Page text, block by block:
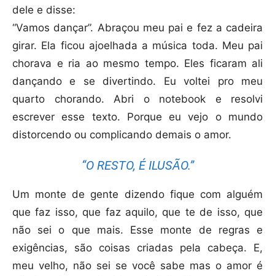
dele e disse:
“Vamos dançar”. Abraçou meu pai e fez a cadeira
girar. Ela ficou ajoelhada a música toda. Meu pai
chorava e ria ao mesmo tempo. Eles ficaram ali
dançando e se divertindo. Eu voltei pro meu
quarto chorando. Abri o notebook e resolvi
escrever esse texto. Porque eu vejo o mundo
distorcendo ou complicando demais o amor.
“O RESTO, É ILUSÃO.”
Um monte de gente dizendo fique com alguém
que faz isso, que faz aquilo, que te de isso, que
não sei o que mais. Esse monte de regras e
exigências, são coisas criadas pela cabeça. E,
meu velho, não sei se você sabe mas o amor é